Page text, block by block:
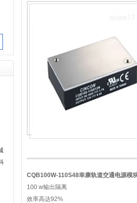
CQB100W-110S48幸康轨道交通电源模
100 w输出隔离
效率高达92%